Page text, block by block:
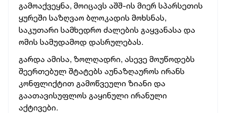
გამოაქვეყნა, მოიცავს აშშ-ის მიერ სპარსეთის
ყურეში საზღვაო ბლოკადის მოხსნას,
საკუთარი სამხედრო ძალების გაყვანასა და
ომის სამუდამოდ დასრულებას.
გარდა ამისა, ზოლღადრი, ასევე მოუწოდებს
შეერთებულ შტატებს აუნაზღაუროს ირანს
კონფლიქტით გამოწვეული ზიანი და
გაათავისუფლოს გაყინული ირანული
აქტივები.